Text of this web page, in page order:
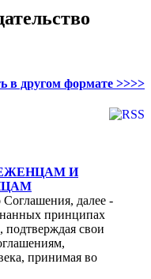
в другом формате >>>>
И
Соглашения, далее -
принципах
подтверждая свои
принимая во